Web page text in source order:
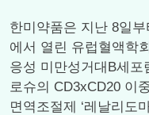
한미약품은 지난 8일
에서 열린 유럽혈액학
응성 미만성거대B세
로슈의 CD3xCD20 이
면역조절제 ‘레날리도